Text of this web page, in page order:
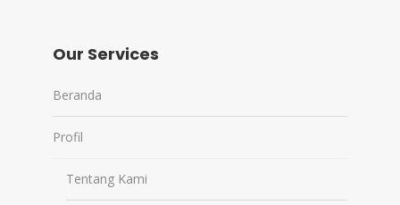
Our Services
Beranda
Profil
Tentang Kami